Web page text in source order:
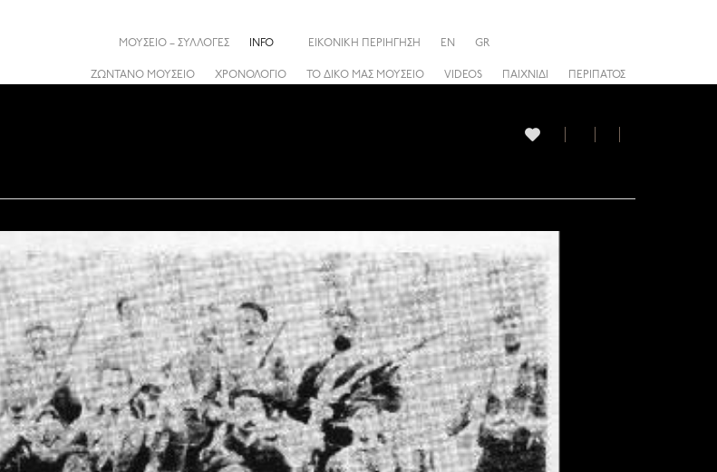
ΖΩΝΤΑΝΟ ΜΟΥΣΕΙΟ ΧΡΟΝΟΛΟΓΙΟ ΤΟ ΔΙΚΟ ΜΑΣ ΜΟΥΣΕΙΟ VIDEOS ΠΑΙΧΝΙΔΙ ΠΕΡΙΠΑΤΟΣ
ΜΟΥΣΕΙΟ – ΣΥΛΛΟΓΕΣ INFO ΕΙΚΟΝΙΚΗ ΠΕΡΙΗΓΗΣΗ EN GR